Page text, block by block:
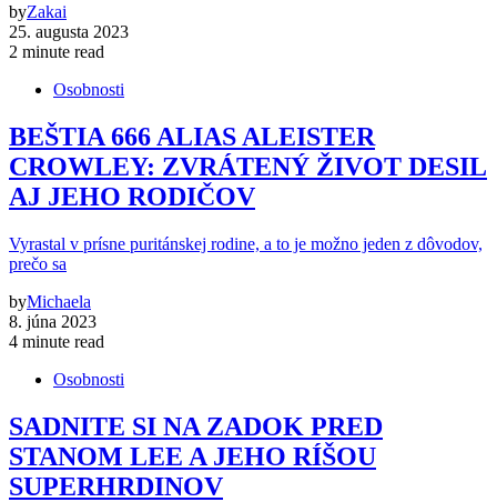
byZakai
25. augusta 2023
2 minute read
Osobnosti
BEŠTIA 666 ALIAS ALEISTER
CROWLEY: ZVRÁTENÝ ŽIVOT DESIL
AJ JEHO RODIČOV
Vyrastal v prísne puritánskej rodine, a to je možno jeden z dôvodov,
prečo sa
byMichaela
8. júna 2023
4 minute read
Osobnosti
SADNITE SI NA ZADOK PRED
STANOM LEE A JEHO RÍŠOU
SUPERHRDINOV